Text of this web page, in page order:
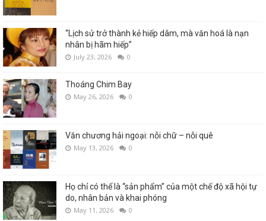
“Lịch sử trở thành kẻ hiếp dâm, mà văn hoá là nạn
nhân bị hãm hiếp”
July 23, 2026 0
Thoáng Chim Bay
May 26, 2026 0
Văn chương hải ngoại: nỗi chữ – nỗi quê
May 13, 2026 0
Họ chỉ có thể là “sản phẩm” của một chế độ xã hội tự
do, nhân bản và khai phóng
May 11, 2026 0